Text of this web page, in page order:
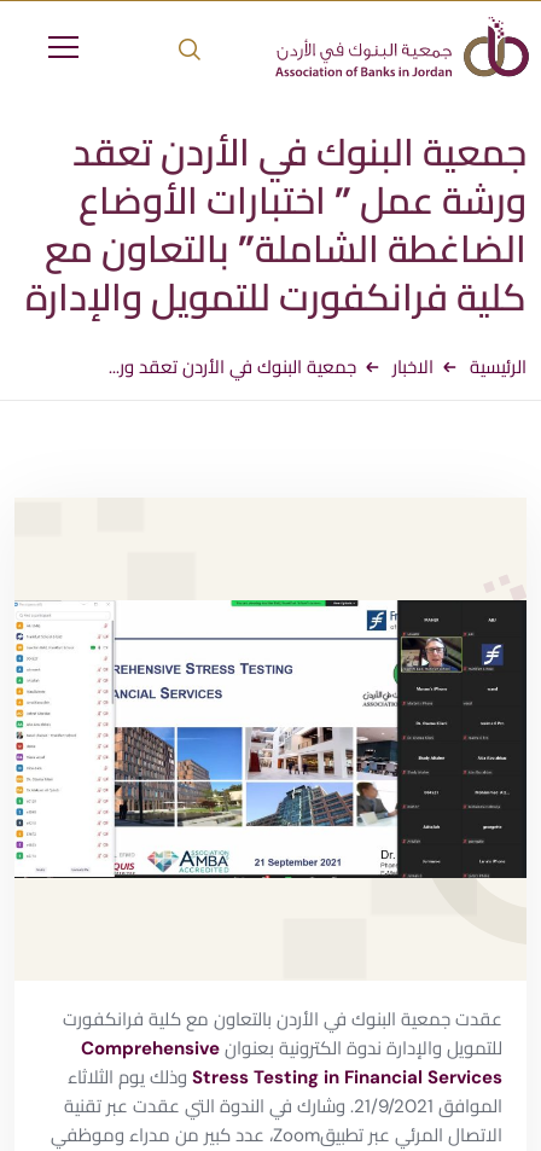
جمعية البنوك في الأردن تعقد
ورشة عمل ” اختبارات الأوضاع
الضاغطة الشاملة” بالتعاون مع
كلية فرانكفورت للتمويل والإدارة
الرئيسية الاخبار جمعية البنوك في الأردن تعقد ور...
عقدت جمعية البنوك في الأردن بالتعاون مع كلية فرانكفورت
للتمويل والإدارة ندوة الكترونية بعنوان Comprehensive
Stress Testing in Financial Services وذلك يوم الثلاثاء
الموافق 21/9/2021. وشارك في الندوة التي عقدت عبر تقنية
الاتصال المرئي عبر تطبيقZoom، عدد كبير من مدراء وموظفي